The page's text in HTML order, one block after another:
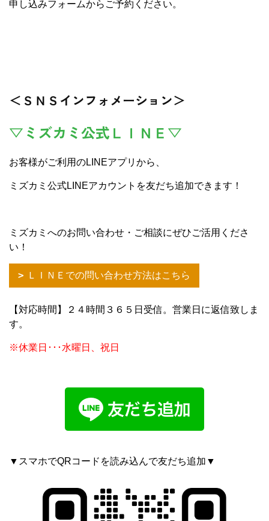
申し込みフォームからご予約ください。
＜ＳＮＳインフォメーション＞
▽ミズカミ公式ＬＩＮＥ▽
お客様がご利用のLINEアプリから、
ミズカミ公式LINEアカウントを友だち追加できます！
ミズカミへのお問い合わせ・ご相談にぜひご活用くださ
い！
ＬＩＮＥでの問い合わせ方法はこちら
【対応時間】２４時間３６５日受信。営業日に返信致しま
す。
※休業日･･･水曜日、祝日
▼スマホでQRコードを読み込んで友だち追加▼